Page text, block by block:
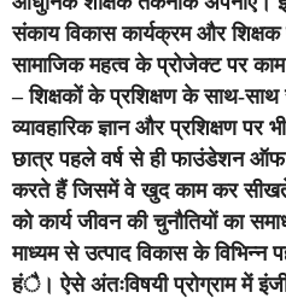
संकाय विकास कार्यक्रम और शिक्षक
सामाजिक महत्व के प्रोजेक्ट पर काम
– शिक्षकों के प्रशिक्षण के साथ-
व्यावहारिक ज्ञान और प्रशिक्षण
छात्र पहले वर्ष से ही फाउंडेशन ऑफ
करते हैं जिसमें वे खुद काम कर
को कार्य जीवन की चुनौतियों का
माध्यम से उत्पाद विकास के
हंै। ऐसे अंतःविषयी प्रोग्राम में